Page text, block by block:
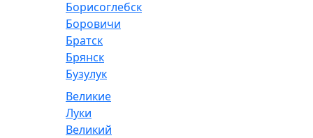
Борисоглебск
Боровичи
Братск
Брянск
Бузулук
Великие
Луки
Великий